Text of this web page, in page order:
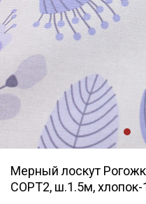
Мерный лоскут
СОРТ2, ш.1.5м, хлопок-